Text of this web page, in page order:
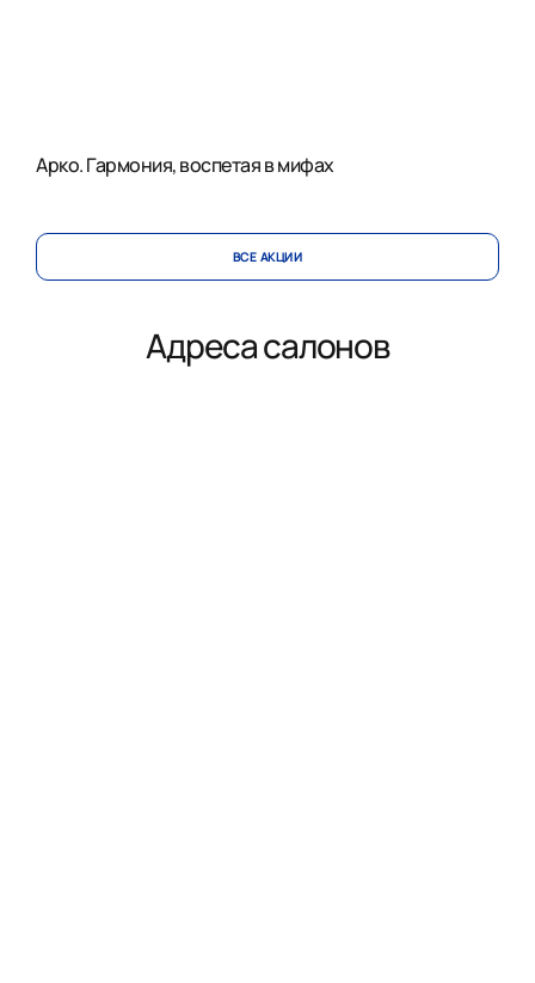
Арко. Гармония, воспетая в мифах
ВСЕ АКЦИИ
Адреса салонов